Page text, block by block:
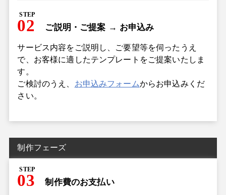
STEP
02 ご説明・ご提案 → お申込み
サービス内容をご説明し、ご要望等を伺ったうえ
で、お客様に適したテンプレートをご提案いたしま
す。
ご検討のうえ、 お申込みフォームからお申込みくだ
さい。
制作フェーズ
STEP
03 制作費のお支払い